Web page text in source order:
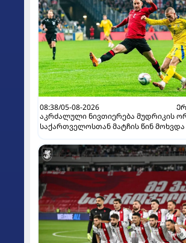
08:38/05-08-2026
აკრძალული ნივთიერება მუდრიკის
საქართველოსთან მატჩის წინ
ინფორმაციას ავრცელებს